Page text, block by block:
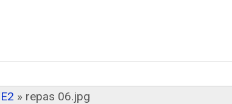
» repas 06.jpg